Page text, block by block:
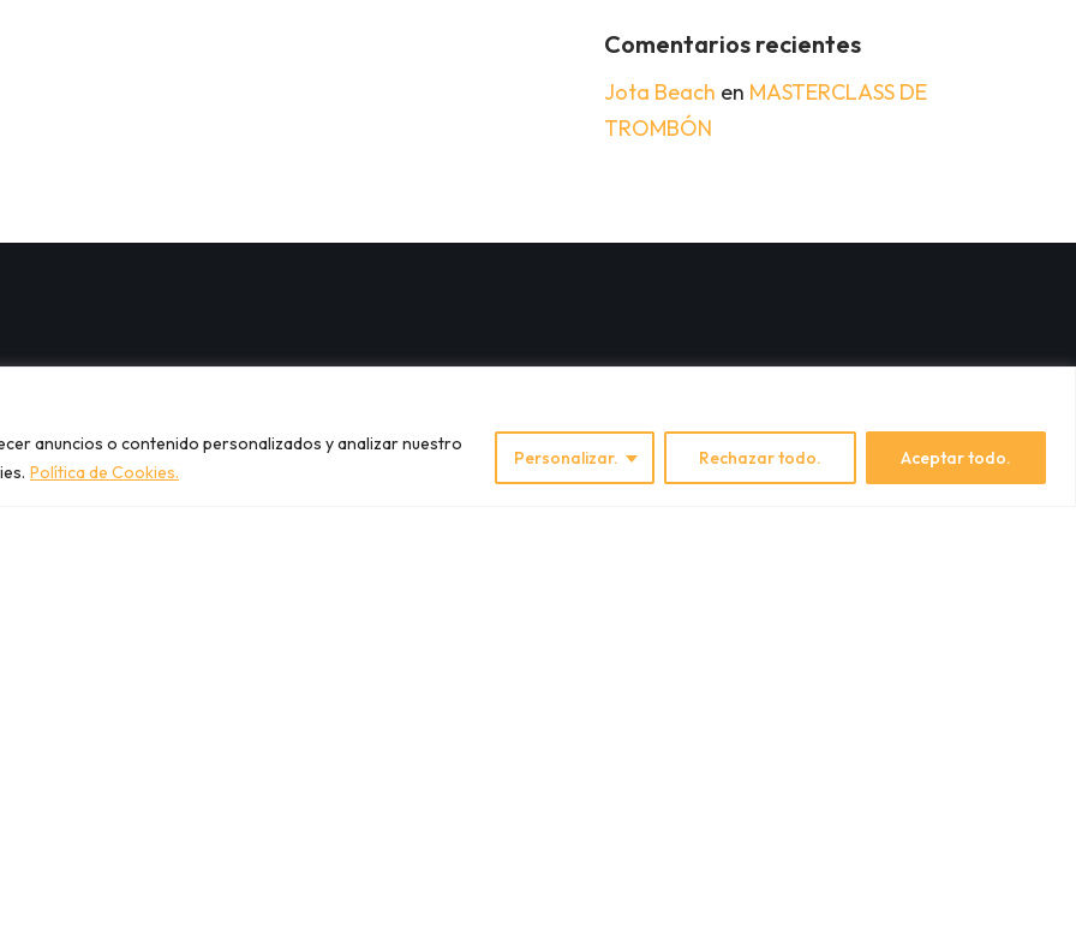
anuncios o contenido personalizados y analizar nuestro
Política de Cookies.
Personalizar. Rechazar todo. Aceptar todo.
Comentarios recientes
Jota Beach en MASTERCLASS DE
TROMBÓN